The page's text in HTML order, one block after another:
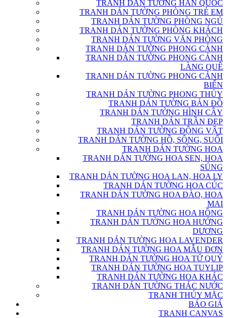
TRANH DÁN TƯỜNG HÀN QUỐC
TRANH DÁN TƯỜNG PHÒNG TRẺ EM
TRANH DÁN TƯỜNG PHÒNG NGỦ
TRANH DÁN TƯỜNG PHÒNG KHÁCH
TRANH DÁN TƯỜNG VĂN PHÒNG
TRANH DÁN TƯỜNG PHONG CẢNH
TRANH DÁN TƯỜNG PHONG CẢNH
LÀNG QUÊ
TRANH DÁN TƯỜNG PHONG CẢNH
BIỂN
TRANH DÁN TƯỜNG PHONG THỦY
TRANH DÁN TƯỜNG BẢN ĐỒ
TRANH DÁN TƯỜNG HÌNH CÂY
TRANH DÁN TRẦN ĐẸP
TRANH DÁN TƯỜNG ĐỘNG VẬT
TRANH DÁN TƯỜNG HỒ, SÔNG, SUỐI
TRANH DÁN TƯỜNG HOA
TRANH DÁN TƯỜNG HOA SEN, HOA
SÚNG
TRANH DÁN TƯỜNG HOA LAN, HOA LY
TRANH DÁN TƯỜNG HOA CÚC
TRANH DÁN TƯỜNG HOA ĐÀO, HOA
MAI
TRANH DÁN TƯỜNG HOA HỒNG
TRANH DÁN TƯỜNG HOA HƯỚNG
DƯƠNG
TRANH DÁN TƯỜNG HOA LAVENDER
TRANH DÁN TƯỜNG HOA MẪU ĐƠN
TRANH DÁN TƯỜNG HOA TỨ QUÝ
TRANH DÁN TƯỜNG HOA TUYLIP
TRANH DÁN TƯỜNG HOA KHÁC
TRANH DÁN TƯỜNG THÁC NƯỚC
TRANH THỦY MẶC
BÁO GIÁ
TRANH CANVAS